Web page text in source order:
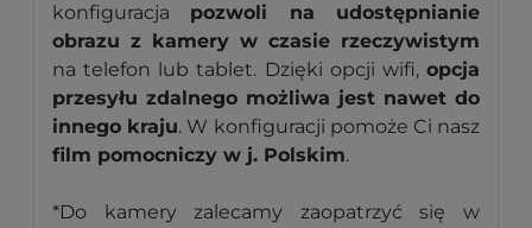
konfiguracja pozwoli na udostępnianie
obrazu z kamery w czasie rzeczywistym
na telefon lub tablet. Dzięki opcji wifi, opcja
przesyłu zdalnego możliwa jest nawet do
innego kraju. W konfiguracji pomoże Ci nasz
film pomocniczy w j. Polskim.
*Do kamery zalecamy zaopatrzyć się w